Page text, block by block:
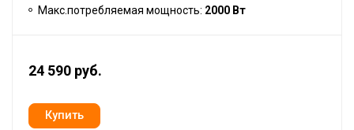
Макс.потребляемая мощность: 2000 Вт
24 590 руб.